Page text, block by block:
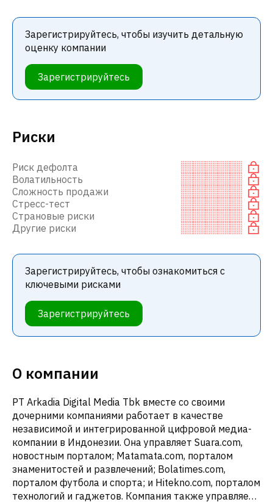
Риски
Риск дефолта
Волатильность
Сложность продажи
Стресс-тест
Страновые риски
Другие риски
Зарегистрируйтесь, чтобы ознакомиться с
ключевыми рисками
Зарегистрируйтесь
О компании
PT Arkadia Digital Media Tbk вместе со своими
дочерними компаниями работает в качестве
независимой и интегрированной цифровой медиа-
компании в Индонезии. Она управляет Suara.com,
новостным порталом; Matamata.com, порталом
знаменитостей и развлечений; Bolatimes.com,
порталом футбола и спорта; и Hitekno.com, порталом
технологий и гаджетов. Компания также управляет
Зарегистрируйтесь, чтобы изучить детальную
оценку компании
Зарегистрируйтесь